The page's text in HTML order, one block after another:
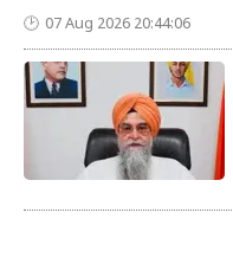
07 Aug 2026 20:44:06